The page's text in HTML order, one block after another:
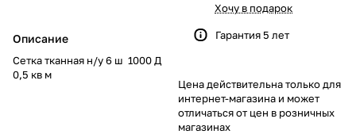
Описание
Сетка тканная н/у 6 ш 1000 Д
0,5 кв м
Хочу в подарок
Гарантия 5 лет
Цена действительна только для
интернет-магазина и может
отличаться от цен в розничных
магазинах